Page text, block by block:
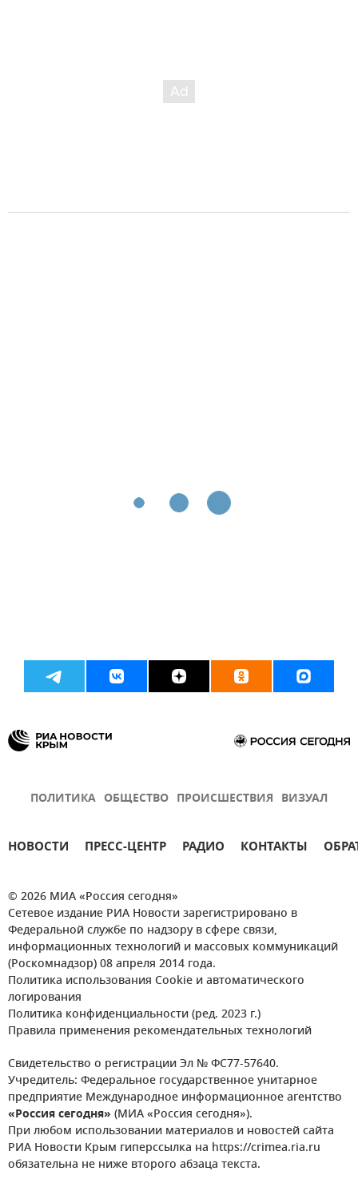
ПОЛИТИКА ОБЩЕСТВО ПРОИСШЕСТВИЯ ВИЗУАЛ
НОВОСТИ ПРЕСС-ЦЕНТР РАДИО КОНТАКТЫ
© 2026 МИА «Россия сегодня»
Сетевое издание РИА Новости зарегистрировано в
Федеральной службе по надзору в сфере связи,
информационных технологий и массовых коммуникаций
(Роскомнадзор) 08 апреля 2014 года.
Политика использования Cookie и автоматического
логирования
Политика конфиденциальности (ред. 2023 г.)
Правила применения рекомендательных технологий
Свидетельство о регистрации Эл № ФС77-57640.
Учредитель: Федеральное государственное унитарное
предприятие Международное информационное агентство
«Россия сегодня» (МИА «Россия сегодня»).
При любом использовании материалов и новостей сайта
РИА Новости Крым гиперссылка на https://crimea.ria.ru
обязательна не ниже второго абзаца текста.